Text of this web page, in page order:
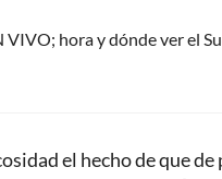
VIVO; hora y dónde ver el
el hecho de que